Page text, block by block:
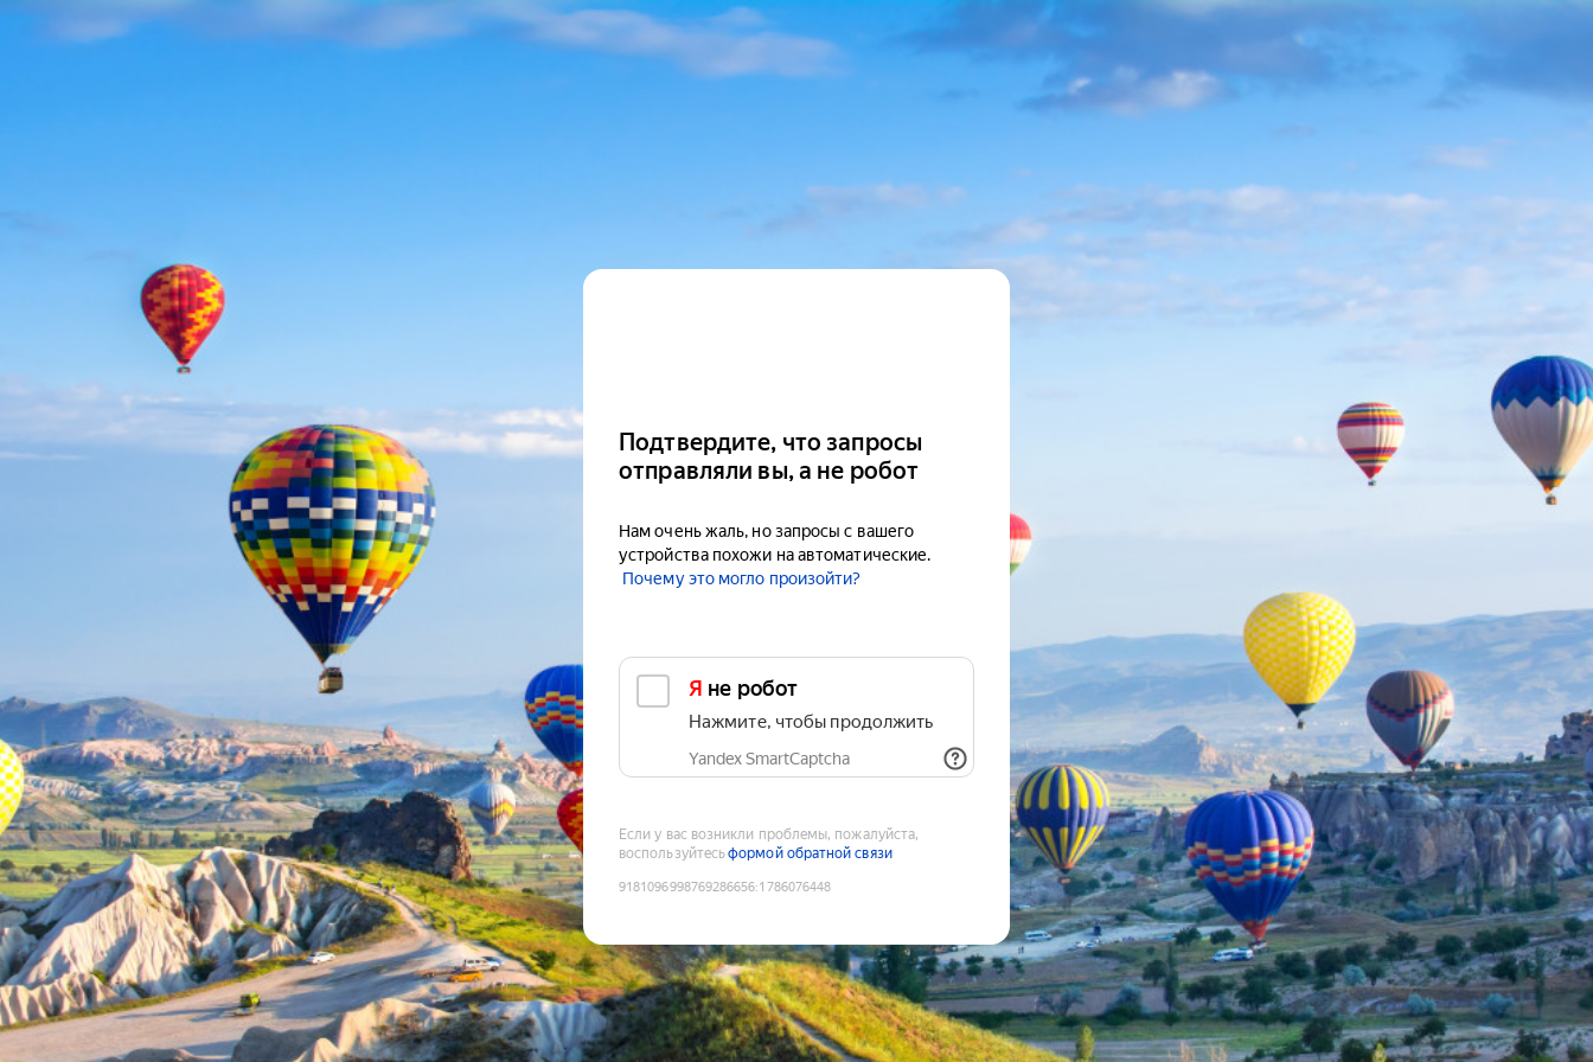
Подтвердите, что запросы
отправляли вы, а не робот
Нам очень жаль, но запросы с вашего
устройства похожи на автоматические.
Почему это могло произойти?
Я не робот
Нажмите, чтобы продолжить
Yandex SmartCaptcha
Если у вас возникли проблемы, пожалуйста,
воспользуйтесьформой обратной связи
9181096998769286656:1786076448